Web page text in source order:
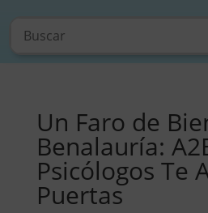
Un Faro de
Benalauría:
Psicólogos Te
Puertas